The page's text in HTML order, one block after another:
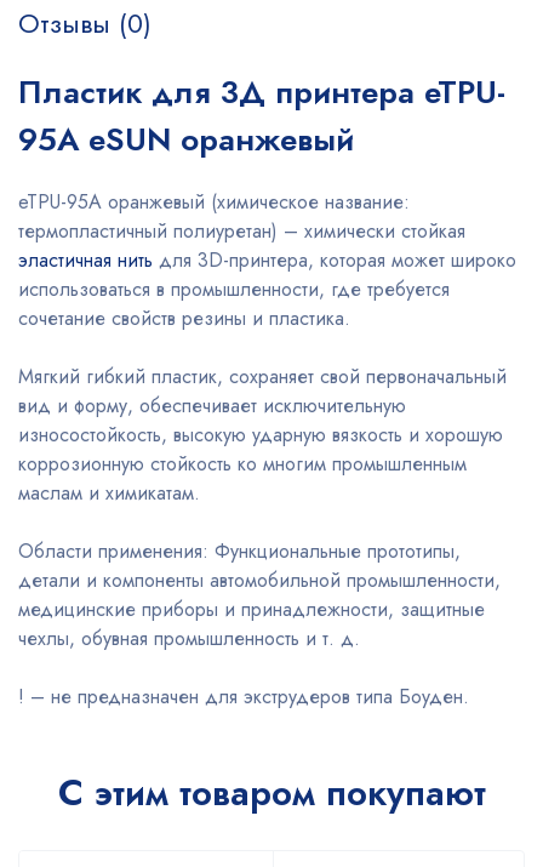
Отзывы (0)
Пластик для 3Д принтера eTPU-
95A eSUN оранжевый
eTPU-95A оранжевый (химическое название:
термопластичный полиуретан) – химически стойкая
эластичная нить для 3D-принтера, которая может широко
использоваться в промышленности, где требуется
сочетание свойств резины и пластика.
Мягкий гибкий пластик, сохраняет свой первоначальный
вид и форму, обеспечивает исключительную
износостойкость, высокую ударную вязкость и хорошую
коррозионную стойкость ко многим промышленным
маслам и химикатам.
Области применения: Функциональные прототипы,
детали и компоненты автомобильной промышленности,
медицинские приборы и принадлежности, защитные
чехлы, обувная промышленность и т. д.
! – не предназначен для экструдеров типа Боуден.
С этим товаром покупают